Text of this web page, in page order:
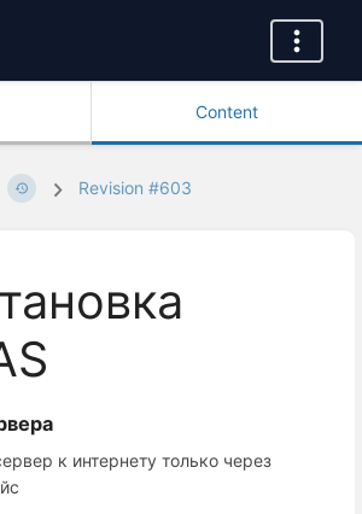
Content
Revision #603
к интернету только через